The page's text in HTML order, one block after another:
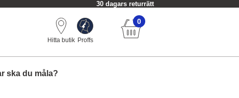
30 dagars returrätt
Hitta butik Proffs
0
ska du måla?